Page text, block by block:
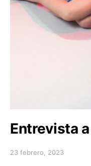
Entrevista
Posted on
23 febrero, 2023